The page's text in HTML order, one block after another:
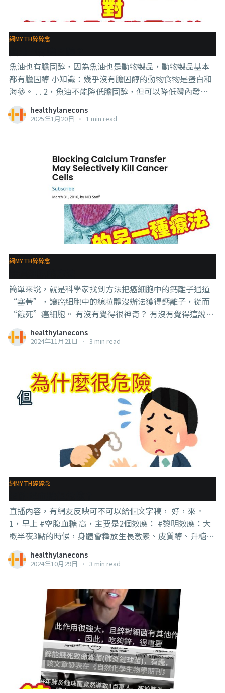
貿貿然停藥，那你很可能會更加硬不起來。 所以那些隨便
抓著其中一個比較少見的副作用來跟你講藥物讓你陽痿
的，都是別有用心。 而且，多的是硬不起來就怪天怪地，
怪東怪西，千錯萬錯都不是自己的問題的人。 這種說法就
很有市場。 #正視問題 #知識就是力量 #用藥安全
網MYTH碎碎念
魚油也有膽固醇，因為魚油也是動物製品，動物製品基本
都有膽固醇 小知識：幾乎沒有膽固醇的動物食物是蛋白和
海參。 . . 2，魚油不能降低膽固醇，但可以降低體內發炎
反應，這一好處才是可以減少心血管阻塞的風險的原因， .
. 3，魚油的膽固醇和你想要降低的血膽固醇是基本不同的
人手腳會出現黑青的斑。 如果一定要吃，請詢問你的醫生/
藥劑師/營養師 . . 5，因為魚油一定是refined的，所以在我
的體系內不算在好油的行列。 #知識就是力量 #魚油 #膽固
healthylanecons
2025年1月20日 • 1 min read
網MYTH碎碎念
簡單來說，就是科學家找到方法把癌細胞中的鈣離子通道
“塞著”，讓癌細胞中的線粒體沒辦法獲得鈣離子，從而
“餓死”癌細胞。 有沒有覺得很神奇？ 有沒有覺得這說法
有點眼熟？ . . . 對，那些說“癌細胞喜歡吃糖”，“癌細胞
喜歡吃glutamine”的研究，還有上次闢謠過的“癌症是
“塞著”，讓癌細胞沒有辦法獲得那些營養素，或是block
掉癌細胞新陳代謝的路徑， 讓癌細胞“餓死”。 這些都是
設計藥物的前驅研究來的，你只是這個不吃那個不吃是餓
不死癌細胞的，餓死你自己罷了。 只不過，這類資訊先是
被霉體扭曲報導，後是被不懂看報告的專家和仙家亂引
用，就變成了 #癌細胞喜歡吃糖，#喜歡吃glutamine，#
癌症是一種代謝疾病 了。 然後每天都會有人來問我，是不
是不可以吃糖？為什麼你講可以吃glutamine？還有小丑
說研究證明癌症是代謝疾病。 . . . 事實其實很簡單，就是癌
細胞什麼都吃，而且新陳代謝很高，所以block掉這些攝取
和代謝途徑，就可以用來治療癌症。 但，這些研究的
healthylanecons
2024年11月21日 • 3 min read
網MYTH碎碎念
直播內容，有網友反映可不可以給個文字稿， 好，來。
1，早上 #空腹血糖 高，主要是2個效應： #黎明效應：大
概半夜3點的時候，身體會釋放生長激素、皮質醇、升糖
數， 這些荷爾蒙會跟胰島素 #對抗，加上患者的胰島素本
身已經不敏感，造成早上血糖上升。 #索莫奇效應
發生低血糖，身體為了救命，肝臟開始釋放血糖， 尤其
【肚子餓睡覺的糖尿病患】很容易發生這兩個問題。 . . . 再
來，酒精確實可以降血糖，其作用是 #抑制 肝臟的 #糖質
新生作用。 所以這3個加在一起，如果早上血糖還正常，
就會有酒是控糖良藥的錯覺。 但如果弄不好，最嚴重會讓
病人在睡夢中發生低血糖死去。 . . . 2，再加上 #倖存者偏
差，那些沒事的就會一直嚷嚷喝酒可以降血糖， 那些死掉
的，沒問題，死人不會講話。 而且因為死人不會講話，可
以被拿來大做文章，諸如吃藥吃死的呀～
healthylanecons
2024年10月29日 • 3 min read